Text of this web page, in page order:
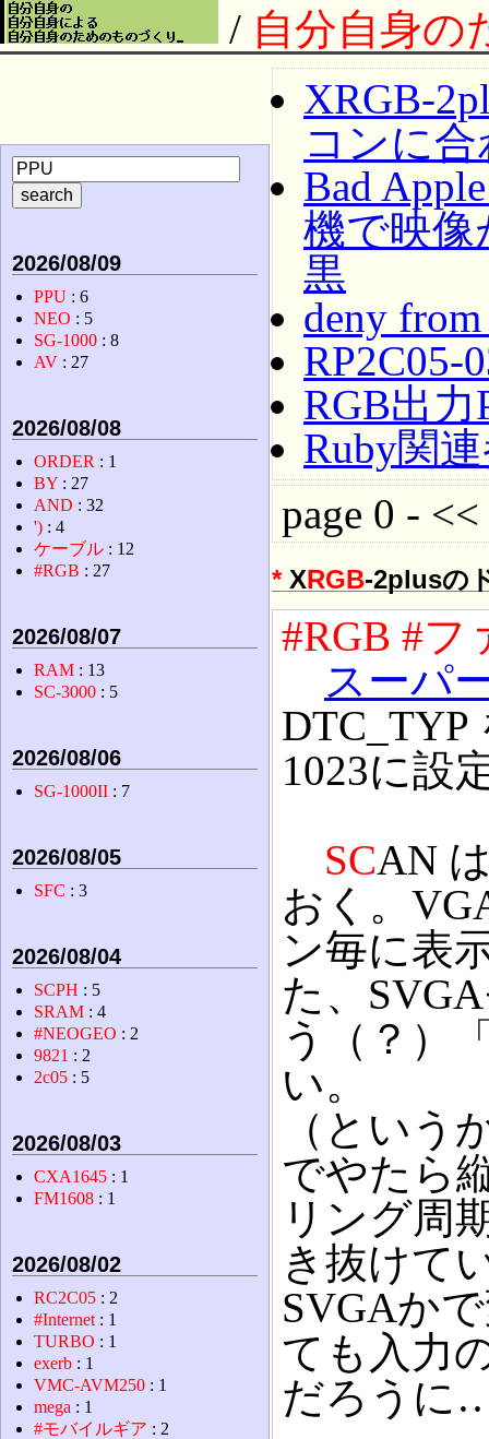
/ 自分自身の
XRGB-
コンに
Bad
機で映像
黒
deny
RP2C05-
RGB出力
Ruby関
page 0 -
*XRGB-2plusの
#RGB #フ
スーパ
DTC_TYP
1023に設
SCAN
おく。
ン毎に表
た、
う（？）
い。
（という
でやたら
リング周
き抜けて
SVGAか
ても入力
だろうに
2026/08/09
PPU : 6
NEO : 5
SG-1000 : 8
AV : 27
2026/08/08
ORDER : 1
BY : 27
AND : 32
') : 4
ケーブル : 12
#RGB : 27
2026/08/07
RAM : 13
SC-3000 : 5
2026/08/06
SG-1000II : 7
2026/08/05
SFC : 3
2026/08/04
SCPH : 5
SRAM : 4
#NEOGEO : 2
9821 : 2
2c05 : 5
2026/08/03
CXA1645 : 1
FM1608 : 1
2026/08/02
RC2C05 : 2
#Internet : 1
TURBO : 1
exerb : 1
VMC-AVM250 : 1
mega : 1
#モバイルギア : 2